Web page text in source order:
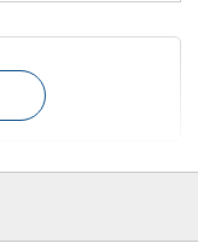
レスポンスが早い